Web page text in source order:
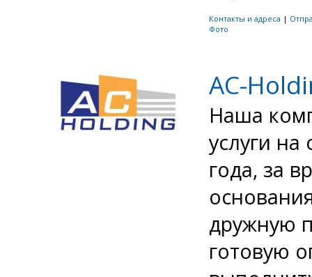
Контакты и адреса |
Фото
AC-
Наша
услуги
года, за
дружную
готовую